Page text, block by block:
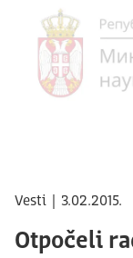
Vesti | 3.02.2015.
Otpočeli